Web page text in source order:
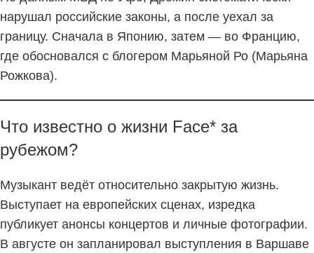
нарушал российские законы, а после уехал за
границу. Сначала в Японию, затем — во Францию,
где обосновался с блогером Марьяной Ро (Марьяна
Рожкова).
Что известно о жизни Face* за
рубежом?
Музыкант ведёт относительно закрытую жизнь.
Выступает на европейских сценах, изредка
публикует анонсы концертов и личные фотографии.
В августе он запланировал выступления в Варшаве